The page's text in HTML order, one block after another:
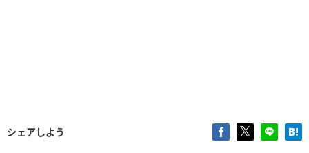
シェアしよう